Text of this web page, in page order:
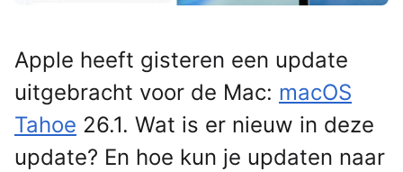
Apple heeft gisteren een update
uitgebracht voor de Mac: macOS
Tahoe 26.1. Wat is er nieuw in deze
update? En hoe kun je updaten naar